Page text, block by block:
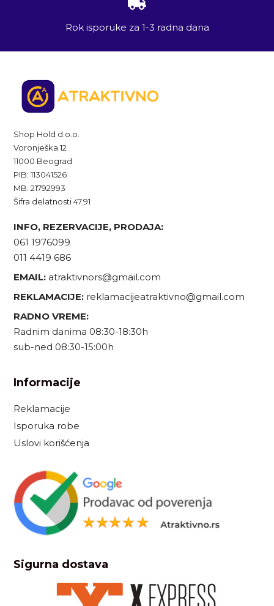
Rok isporuke za 1-3 radna dana
Shop Hold d.o.o.
Voronješka 12
11000 Beograd
PIB: 113041526
MB: 21792993
Šifra delatnosti 47.91
INFO, REZERVACIJE, PRODAJA:
061 1976099
011 4419 686
EMAIL: atraktivnors@gmail.com
REKLAMACIJE: reklamacijeatraktivno@gmail.com
RADNO VREME:
Radnim danima 08:30-18:30h
sub-ned 08:30-15:00h
Informacije
Reklamacije
Isporuka robe
Uslovi korišćenja
Sigurna dostava